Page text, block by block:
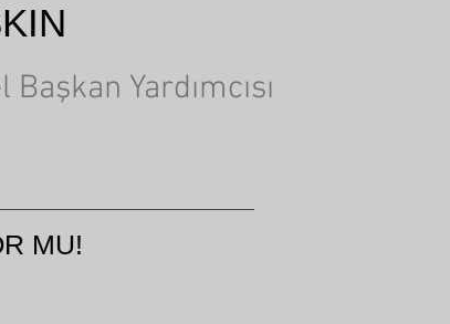
Başkan Yardımcısı
MU!